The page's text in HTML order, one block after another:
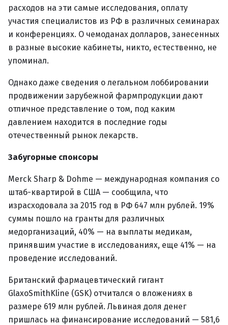
расходов на эти самые исследования, оплату
участия специалистов из РФ в различных семинарах
и конференциях. О чемоданах долларов, занесенных
в разные высокие кабинеты, никто, естественно, не
упоминал.
Однако даже сведения о легальном лоббировании
продвижении зарубежной фармпродукции дают
отличное представление о том, под каким
давлением находится в последние годы
отечественный рынок лекарств.
Забугорные спонсоры
Merck Sharp & Dohme — международная компания со
штаб-квартирой в США — сообщила, что
израсходовала за 2015 год в РФ 647 млн рублей. 19%
суммы пошло на гранты для различных
медорганизаций, 40% — на выплаты медикам,
принявшим участие в исследованиях, еще 41% — на
проведение исследований.
Британский фармацевтический гигант
GlaxoSmithKline (GSK) отчитался о вложениях в
размере 619 млн рублей. Львиная доля денег
пришлась на финансирование исследований — 581,6